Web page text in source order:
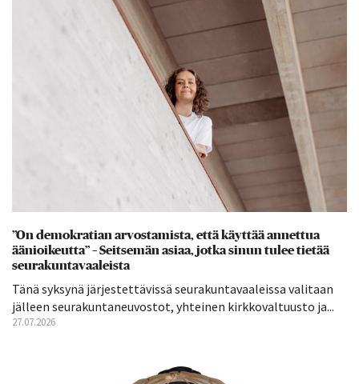
”On demokratian arvostamista, että käyttää annettua
äänioikeutta” – Seitsemän asiaa, jotka sinun tulee tietää
seurakuntavaaleista
Tänä syksynä järjestettävissä seurakuntavaaleissa valitaan
jälleen seurakuntaneuvostot, yhteinen kirkkovaltuusto ja...
27.07.2026